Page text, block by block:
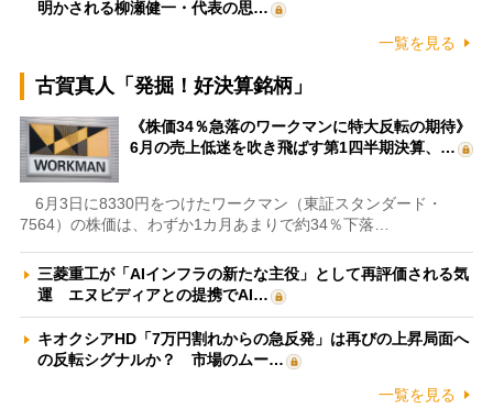
明かされる柳瀬健一・代表の思…
一覧を見る
古賀真人「発掘！好決算銘柄」
《株価34％急落のワークマンに特大反転の期待》
6月の売上低迷を吹き飛ばす第1四半期決算、…
6月3日に8330円をつけたワークマン（東証スタンダード・
7564）の株価は、わずか1カ月あまりで約34％下落…
三菱重工が「AIインフラの新たな主役」として再評価される気
運 エヌビディアとの提携でAI…
キオクシアHD「7万円割れからの急反発」は再びの上昇局面へ
の反転シグナルか？ 市場のムー…
一覧を見る